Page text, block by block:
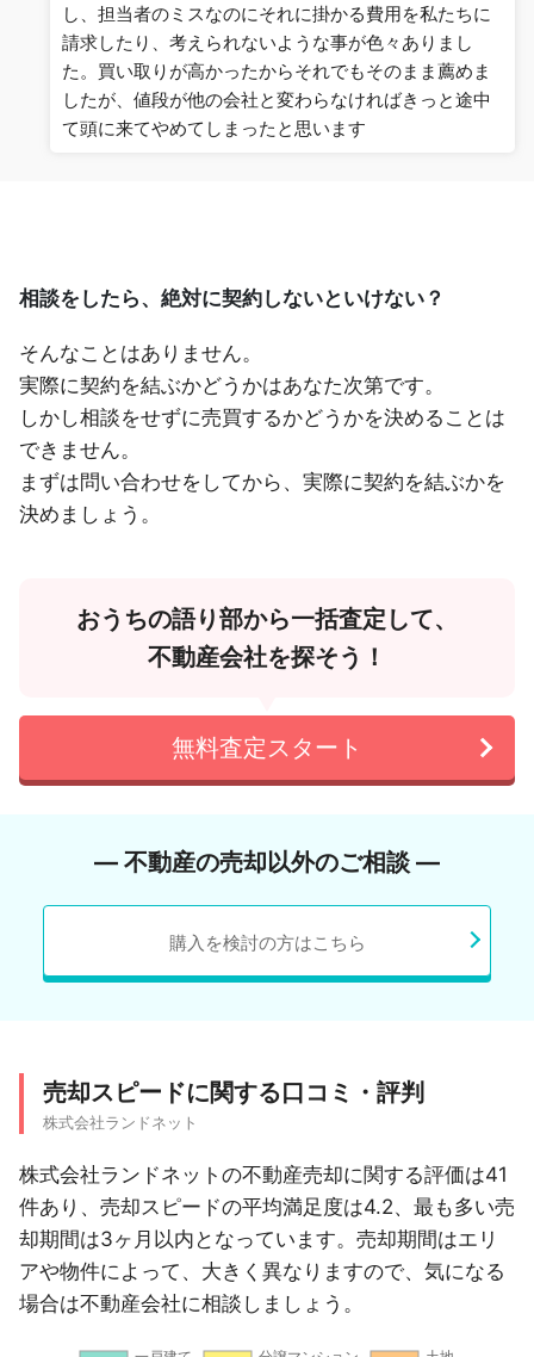
し、担当者のミスなのにそれに掛かる費用を私たちに
請求したり、考えられないような事が色々ありまし
た。買い取りが高かったからそれでもそのまま薦めま
したが、値段が他の会社と変わらなければきっと途中
て頭に来てやめてしまったと思います
相談をしたら、絶対に契約しないといけない？
そんなことはありません。
実際に契約を結ぶかどうかはあなた次第です。
しかし相談をせずに売買するかどうかを決めることは
できません。
まずは問い合わせをしてから、実際に契約を結ぶかを
決めましょう。
おうちの語り部から一括査定して、
不動産会社を探そう！
無料査定スタート
― 不動産の売却以外のご相談 ―
購入を検討の方はこちら
売却スピードに関する口コミ・評判
株式会社ランドネット
株式会社ランドネットの不動産売却に関する評価は41
件あり、売却スピードの平均満足度は4.2、最も多い売
却期間は3ヶ月以内となっています。売却期間はエリ
アや物件によって、大きく異なりますので、気になる
場合は不動産会社に相談しましょう。